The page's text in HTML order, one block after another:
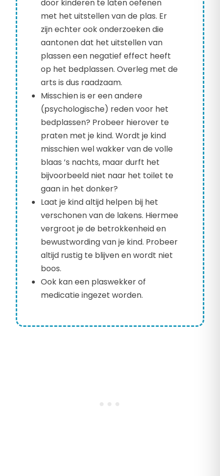
door kinderen te laten oefenen
met het uitstellen van de plas. Er
zijn echter ook onderzoeken die
aantonen dat het uitstellen van
plassen een negatief effect heeft
op het bedplassen. Overleg met de
arts is dus raadzaam.
Misschien is er een andere
(psychologische) reden voor het
bedplassen? Probeer hierover te
praten met je kind. Wordt je kind
misschien wel wakker van de volle
blaas ’s nachts, maar durft het
bijvoorbeeld niet naar het toilet te
gaan in het donker?
Laat je kind altijd helpen bij het
verschonen van de lakens. Hiermee
vergroot je de betrokkenheid en
bewustwording van je kind. Probeer
altijd rustig te blijven en wordt niet
boos.
Ook kan een plaswekker of
medicatie ingezet worden.